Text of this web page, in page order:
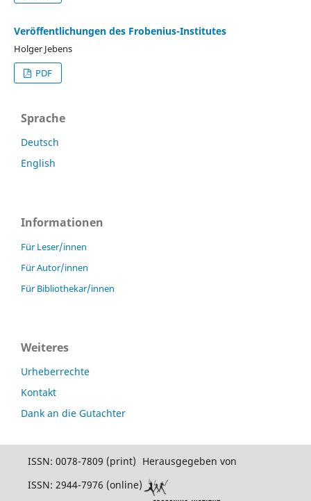
Veröffentlichungen des Frobenius-Institutes
Holger Jebens
PDF
Sprache
Deutsch
English
Informationen
Für Leser/innen
Für Autor/innen
Für Bibliothekar/innen
Weiteres
Urheberrechte
Kontakt
Dank an die Gutachter
ISSN: 0078-7809 (print)
ISSN: 2944-7976 (online)
Herausgegeben von